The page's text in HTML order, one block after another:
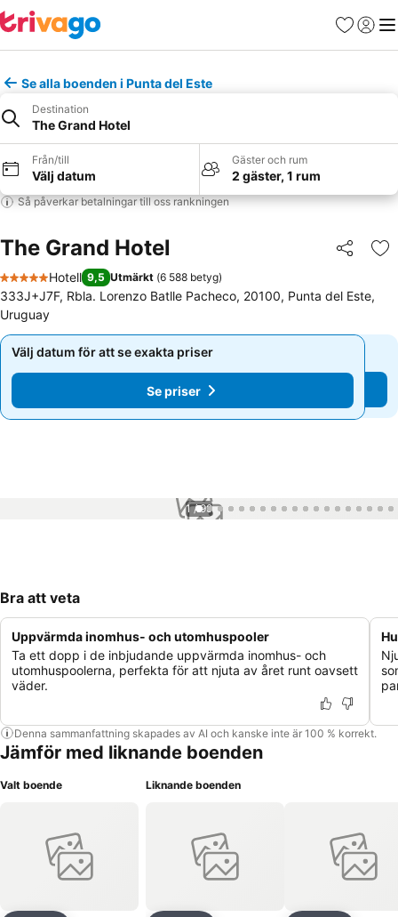
Favoriter
Logga
Se alla boenden i Punta del Este
Destination
The Grand Hotel
Från/till
Välj datum
Gäster och rum
2 gäster, 1 rum
Så påverkar betalningar till oss rankningen
The Grand Hotel Dela
5 Stjärnor
Hotell 9,5 Utmärkt (6 588 betyg)
333J+J7F, Rbla. Lorenzo Batlle Pacheco, 20100, Punta del Este,
Uruguay
Välj datum för att se exakta priser
Se priser
Välj datum för att se exakta priser
Se priser
1 / 99
Bra att veta
Uppvärmda inomhus- och utomhuspooler
Ta ett dopp i de inbjudande uppvärmda inomhus- och
utomhuspoolerna, perfekta för att njuta av året runt oavsett
väder.
Denna sammanfattning skapades av AI och kanske inte är 100 % korrekt.
Jämför med liknande boenden
Valt boende Liknande boenden